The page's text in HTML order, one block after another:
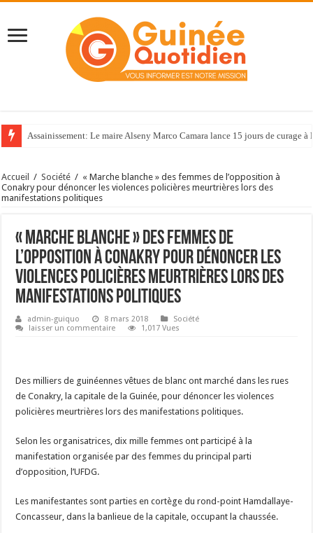
Assainissement: Le maire Alseny Marco Camara lance 15 jours de curage à
Accueil / Société / « Marche blanche » des femmes de l’opposition à
Conakry pour dénoncer les violences policières meurtrières lors des
manifestations politiques
« Marche blanche » des femmes de
l’opposition à Conakry pour dénoncer les
violences policières meurtrières lors des
manifestations politiques
admin-guiquo 8 mars 2018
Société
laisser un commentaire
1,017 Vues
Des milliers de guinéennes vêtues de blanc ont marché dans les rues
de Conakry, la capitale de la Guinée, pour dénoncer les violences
policières meurtrières lors des manifestations politiques.
Selon les organisatrices, dix mille femmes ont participé à la
manifestation organisée par des femmes du principal parti
d’opposition, l’UFDG.
Les manifestantes sont parties en cortège du rond-point Hamdallaye-
Concasseur, dans la banlieue de la capitale, occupant la chaussée.